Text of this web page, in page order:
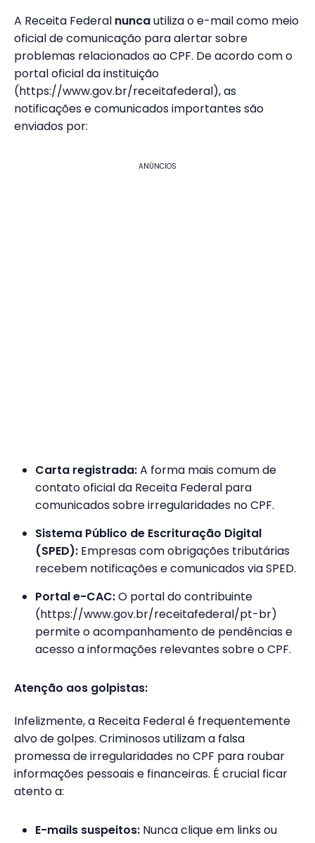
A Receita Federal nuncautiliza o e-mail como meio
oficial de comunicação para alertar sobre
problemas relacionados ao CPF. De acordo com o
portal oficial da instituição
(https://www.gov.br/receitafederal), as
notificações e comunicados importantes são
enviados por:
ANÚNCIOS
Carta registrada:A forma mais comum de
contato oficial da Receita Federal para
comunicados sobre irregularidades no CPF.
Sistema Público de Escrituração Digital
(SPED): Empresas com obrigações tributárias
recebem notificações e comunicados via SPED.
Portal e-CAC:O portal do contribuinte
(https://www.gov.br/receitafederal/pt-br)
permite o acompanhamento de pendências e
acesso a informações relevantes sobre o CPF.
Atenção aos golpistas:
Infelizmente, a Receita Federal é frequentemente
alvo de golpes. Criminosos utilizam a falsa
promessa de irregularidades no CPF para roubar
informações pessoais e financeiras. É crucial ficar
atento a:
E-mails suspeitos: Nunca clique em links ou